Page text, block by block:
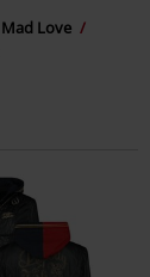
Love